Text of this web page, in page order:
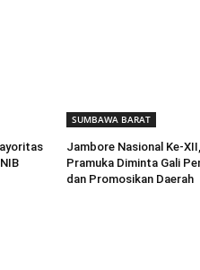
SUMBAWA BARAT
Jambore Nasional Ke-
Pramuka Diminta Gali
dan Promosikan Daerah